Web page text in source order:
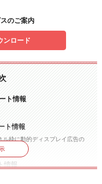
のご案内
ンロード
ト情報
ト情報
ル枠に動的ディスプレイ広告の
情報